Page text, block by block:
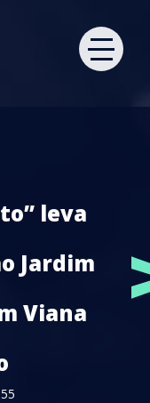
leva
Jardim
Viana